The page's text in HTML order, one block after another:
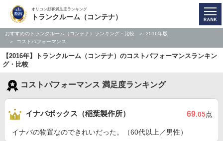
オリコン顧客満足度ランキング
トランクルーム（コンテナ）
おすすめのトランクルーム（コンテナ）ランキング・比較
2016年版
コストパフォーマンス
【2016年】トランクルーム（コンテナ）のコストパフォーマンスランキン
グ・比較
コストパフォーマンス 満足度ランキング
イナバボックス（稲葉製作所） 69.05点
イナバの物置なのできれいだった。（60代以上／男性）